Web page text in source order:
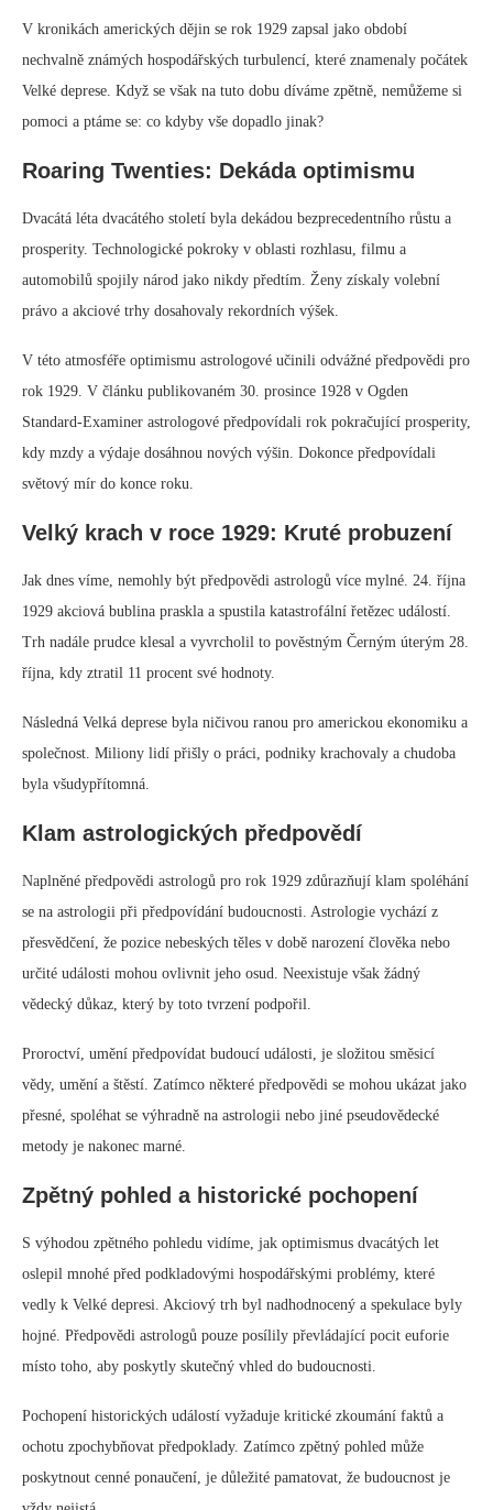
V kronikách amerických dějin se rok 1929 zapsal jako období
nechvalně známých hospodářských turbulencí, které znamenaly počátek
Velké deprese. Když se však na tuto dobu díváme zpětně, nemůžeme si
pomoci a ptáme se: co kdyby vše dopadlo jinak?
Roaring Twenties: Dekáda optimismu
Dvacátá léta dvacátého století byla dekádou bezprecedentního růstu a
prosperity. Technologické pokroky v oblasti rozhlasu, filmu a
automobilů spojily národ jako nikdy předtím. Ženy získaly volební
právo a akciové trhy dosahovaly rekordních výšek.
V této atmosféře optimismu astrologové učinili odvážné předpovědi pro
rok 1929. V článku publikovaném 30. prosince 1928 v Ogden
Standard-Examiner astrologové předpovídali rok pokračující prosperity,
kdy mzdy a výdaje dosáhnou nových výšin. Dokonce předpovídali
světový mír do konce roku.
Velký krach v roce 1929: Kruté probuzení
Jak dnes víme, nemohly být předpovědi astrologů více mylné. 24. října
1929 akciová bublina praskla a spustila katastrofální řetězec událostí.
Trh nadále prudce klesal a vyvrcholil to pověstným Černým úterým 28.
října, kdy ztratil 11 procent své hodnoty.
Následná Velká deprese byla ničivou ranou pro americkou ekonomiku a
společnost. Miliony lidí přišly o práci, podniky krachovaly a chudoba
byla všudypřítomná.
Klam astrologických předpovědí
Naplněné předpovědi astrologů pro rok 1929 zdůrazňují klam spoléhání
se na astrologii při předpovídání budoucnosti. Astrologie vychází z
přesvědčení, že pozice nebeských těles v době narození člověka nebo
určité události mohou ovlivnit jeho osud. Neexistuje však žádný
vědecký důkaz, který by toto tvrzení podpořil.
Proroctví, umění předpovídat budoucí události, je složitou směsicí
vědy, umění a štěstí. Zatímco některé předpovědi se mohou ukázat jako
přesné, spoléhat se výhradně na astrologii nebo jiné pseudovědecké
metody je nakonec marné.
Zpětný pohled a historické pochopení
S výhodou zpětného pohledu vidíme, jak optimismus dvacátých let
oslepil mnohé před podkladovými hospodářskými problémy, které
vedly k Velké depresi. Akciový trh byl nadhodnocený a spekulace byly
hojné. Předpovědi astrologů pouze posílily převládající pocit euforie
místo toho, aby poskytly skutečný vhled do budoucnosti.
Pochopení historických událostí vyžaduje kritické zkoumání faktů a
ochotu zpochybňovat předpoklady. Zatímco zpětný pohled může
poskytnout cenné ponaučení, je důležité pamatovat, že budoucnost je